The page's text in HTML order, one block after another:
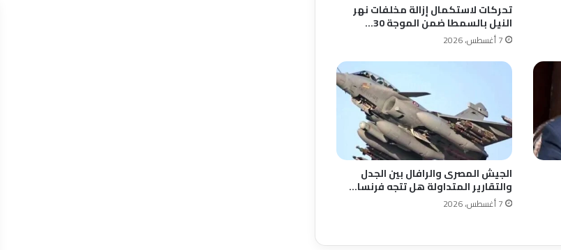
تحركات لاستكمال إزالة مخلفات نهر
النيل بالسمطا ضمن الموجة 30…
7 أغسطس، 2026
الجيش المصرى والرافال بين الجدل
والتقارير المتداولة هل تتجه فرنسا…
7 أغسطس، 2026